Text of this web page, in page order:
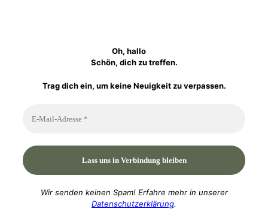
Oh, hallo
Schön, dich zu treffen.
Trag dich ein, um keine Neuigkeit zu verpassen.
Wir senden keinen Spam! Erfahre mehr in unserer
Datenschutzerklärung.